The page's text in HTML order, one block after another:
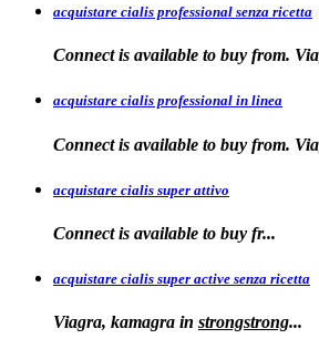
acquistare cialis professional senza ricetta
Connect is available to buy from.
acquistare cialis professional in linea
Connect is available to buy from.
acquistare cialis super attivo
Connect is available to buy fr...
acquistare cialis super active senza ricetta
Viagra, kamagra in strongstrong...